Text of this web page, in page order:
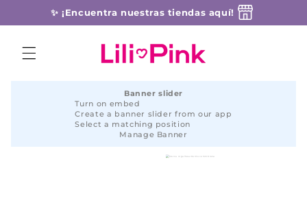
directamente
al contenido
✨ ¡Encuentra nuestras tiendas aquí!
Banner slider
Turn on embed
Create a banner slider from our app
Select a matching position
Manage Banner